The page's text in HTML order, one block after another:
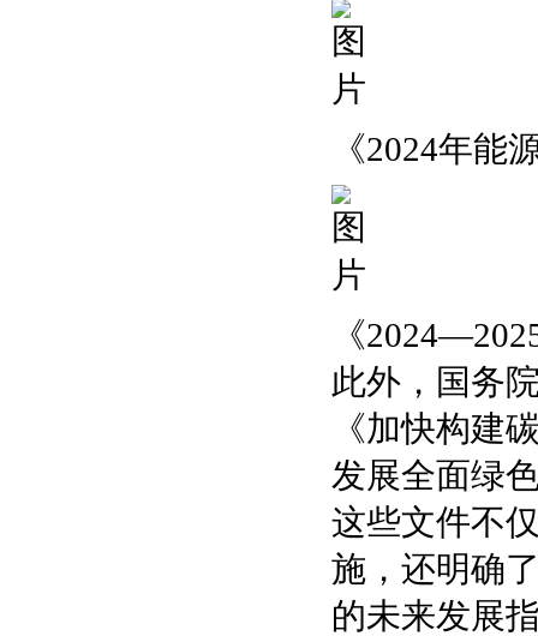
《2024年能
《
此外，国务
《加快构建
发展全面绿
这些文件不
施，还明确
的未来发展